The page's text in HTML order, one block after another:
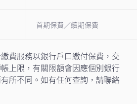
首期保費／續期保費
費服務以銀行戶口繳付保費，交
上限，有關限額會因應個別銀行
所不同。如有任何查詢，請聯絡